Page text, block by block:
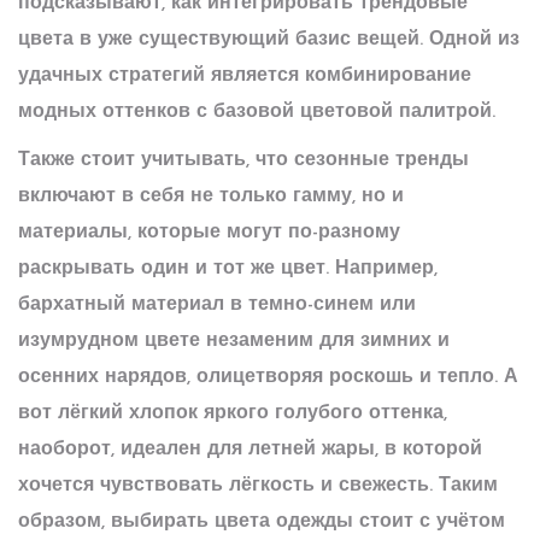
подсказывают, как интегрировать трендовые
цвета в уже существующий базис вещей. Одной из
удачных стратегий является комбинирование
модных оттенков с базовой цветовой палитрой.
Также стоит учитывать, что сезонные тренды
включают в себя не только гамму, но и
материалы, которые могут по-разному
раскрывать один и тот же цвет. Например,
бархатный материал в темно-синем или
изумрудном цвете незаменим для зимних и
осенних нарядов, олицетворяя роскошь и тепло. А
вот лёгкий хлопок яркого голубого оттенка,
наоборот, идеален для летней жары, в которой
хочется чувствовать лёгкость и свежесть. Таким
образом, выбирать цвета одежды стоит с учётом